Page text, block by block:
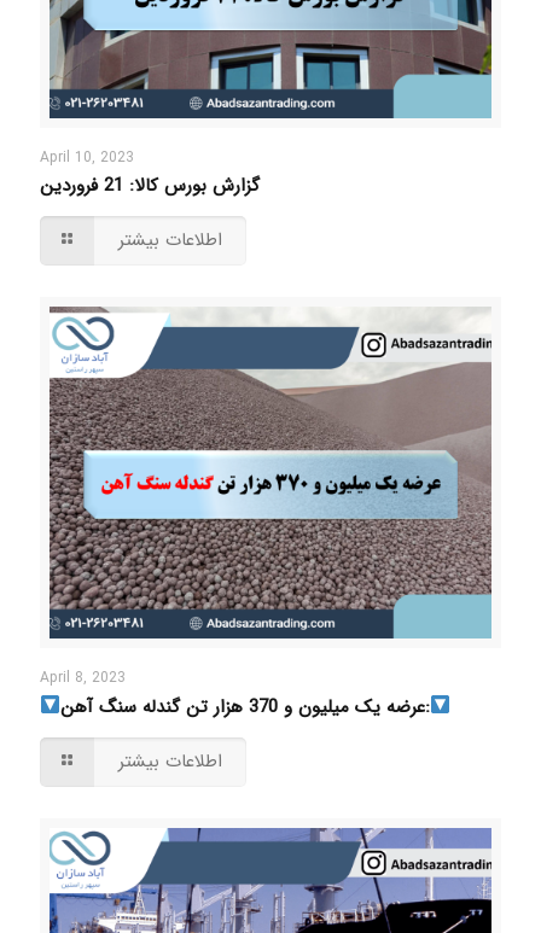
April 10, 2023
گزارش بورس کالا: 21 فروردین
اطلاعات بیشتر
April 8, 2023
عرضه یک میلیون و 370 هزار تن گندله سنگ آهن:
اطلاعات بیشتر